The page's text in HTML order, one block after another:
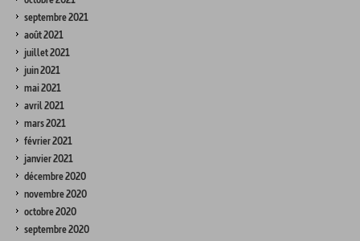
septembre 2021
août 2021
juillet 2021
juin 2021
mai 2021
avril 2021
mars 2021
février 2021
janvier 2021
décembre 2020
novembre 2020
octobre 2020
septembre 2020